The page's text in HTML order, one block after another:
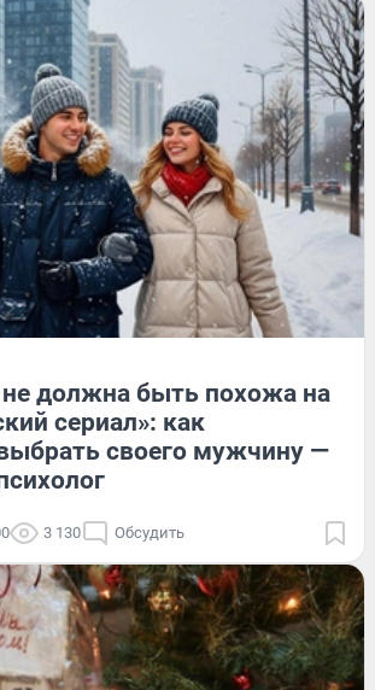
должна быть похожа на
сериал»: как
своего мужчину —
3 130 Обсудить